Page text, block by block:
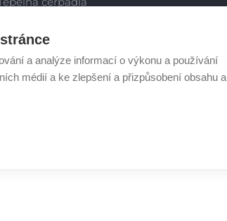
a analýze informací o výkonu a používání
médií a ke zlepšení a přizpůsobení obsahu a
Zásobníky TV
Plynové kotle
Ostatní příslušenství